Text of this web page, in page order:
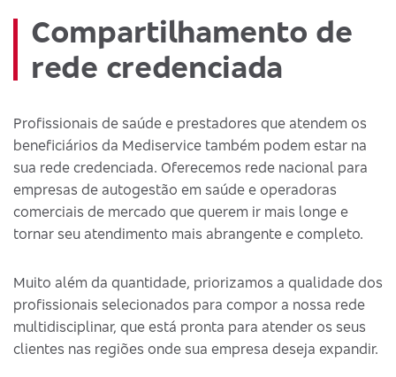
Compartilhamento de
rede credenciada
Profissionais de saúde e prestadores que atendem os
beneficiários da Mediservice também podem estar na
sua rede credenciada. Oferecemos rede nacional para
empresas de autogestão em saúde e operadoras
comerciais de mercado que querem ir mais longe e
tornar seu atendimento mais abrangente e completo.
Muito além da quantidade, priorizamos a qualidade dos
profissionais selecionados para compor a nossa rede
multidisciplinar, que está pronta para atender os seus
clientes nas regiões onde sua empresa deseja expandir.